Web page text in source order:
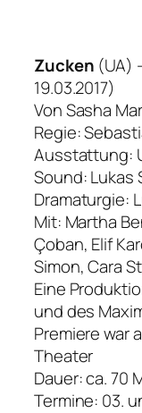
Zucken (UA)
19.03.2017)
Von Sasha
Regie:
Ausstattung:
Sound: Lukas
Dramaturgie:
Mit: Martha
Çoban, Elif
Simon, Cara
Eine
und des
Premiere war
Theater
Dauer: ca. 70
Termine: 03.